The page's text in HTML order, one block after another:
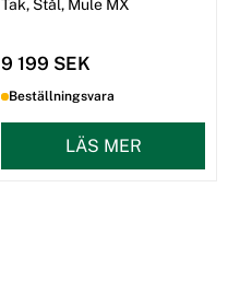
Tak, Stål, Mule MX
9 199 SEK
Beställningsvara
LÄS MER